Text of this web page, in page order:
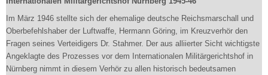
Im März 1946 stellte sich der ehemalige deutsche Reichsmarschall und
Oberbefehlshaber der Luftwaffe, Hermann Göring, im Kreuzverhör den
Fragen seines Verteidigers Dr. Stahmer. Der aus alliierter Sicht wichtigste
Angeklagte des Prozesses vor dem Internationalen Militärgerichtshof in
Nürnberg nimmt in diesem Verhör zu allen historisch bedeutsamen